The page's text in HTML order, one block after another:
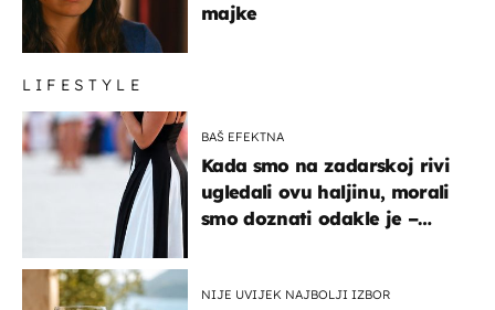
majke
LIFESTYLE
BAŠ EFEKTNA
Kada smo na zadarskoj rivi
ugledali ovu haljinu, morali
smo doznati odakle je –
NIJE UVIJEK NAJBOLJI IZBOR